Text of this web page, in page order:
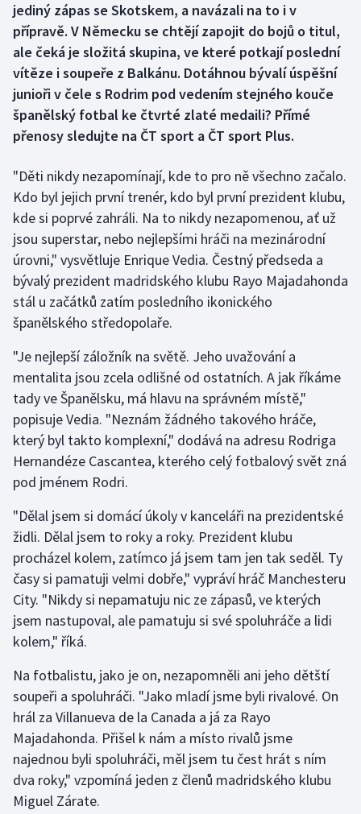
Curling
Dostihy
Florbal
Futsal
Golf
Gymnastika
Házená
Jezdectví
Krasobruslení
Lezení
Lyže a snowboard
Moderní pětiboj
Motorsport
Olympijské hry
Parasport
Plavání
Plážový volejbal
Ragby
Rychlobruslení
Rychlostní kanoistika
jediný zápas se Skotskem, a navázali na to i v
přípravě. V Německu se chtějí zapojit do bojů o titul,
ale čeká je složitá skupina, ve které potkají poslední
vítěze i soupeře z Balkánu. Dotáhnou bývalí úspěšní
junioři v čele s Rodrim pod vedením stejného kouče
španělský fotbal ke čtvrté zlaté medaili? Přímé
přenosy sledujte na ČT sport a ČT sport Plus.
"Děti nikdy nezapomínají, kde to pro ně všechno začalo.
Kdo byl jejich první trenér, kdo byl první prezident klubu,
kde si poprvé zahráli. Na to nikdy nezapomenou, ať už
jsou superstar, nebo nejlepšími hráči na mezinárodní
úrovni," vysvětluje Enrique Vedia. Čestný předseda a
bývalý prezident madridského klubu Rayo Majadahonda
stál u začátků zatím posledního ikonického
španělského středopolaře.
"Je nejlepší záložník na světě. Jeho uvažování a
mentalita jsou zcela odlišné od ostatních. A jak říkáme
tady ve Španělsku, má hlavu na správném místě,"
popisuje Vedia. "Neznám žádného takového hráče,
který byl takto komplexní," dodává na adresu Rodriga
Hernandéze Cascantea, kterého celý fotbalový svět zná
pod jménem Rodri.
"Dělal jsem si domácí úkoly v kanceláři na prezidentské
židli. Dělal jsem to roky a roky. Prezident klubu
procházel kolem, zatímco já jsem tam jen tak seděl. Ty
časy si pamatuji velmi dobře," vypráví hráč Manchesteru
City. "Nikdy si nepamatuju nic ze zápasů, ve kterých
jsem nastupoval, ale pamatuju si své spoluhráče a lidi
kolem," říká.
Na fotbalistu, jako je on, nezapomněli ani jeho dětští
soupeři a spoluhráči. "Jako mladí jsme byli rivalové. On
hrál za Villanueva de la Canada a já za Rayo
Majadahonda. Přišel k nám a místo rivalů jsme
najednou byli spoluhráči, měl jsem tu čest hrát s ním
dva roky," vzpomíná jeden z členů madridského klubu
Miguel Zárate.